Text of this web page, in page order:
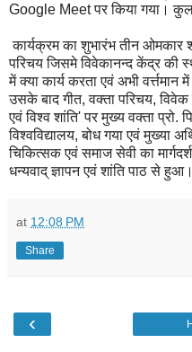
Google Meet पर किया गया। कुल
कार्यक्रम का शुभारंभ तीन
परिचय जिसमे विवेकानन्द केंद्र की
में क्या कार्य करता एवं अभी वर्त्तमान
उसके बाद गीत, वक्ता परिचय, विवेक
एवं विश्व शांति' पर मुख्य वक्ता प्रो.
विश्वविद्यालय, बोध गया एवं मुख्या
चिकित्सक एवं समाज सेवी का
धन्यवाद् ज्ञापन एवं शांति पाठ से हुआ।
at 12:08 PM
Share
‹